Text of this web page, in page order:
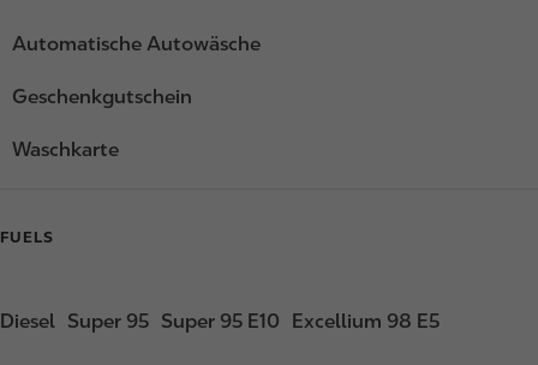
Automatische Autowäsche
Geschenkgutschein
Waschkarte
FUELS
Diesel Super 95 Super 95 E10 Excellium 98 E5